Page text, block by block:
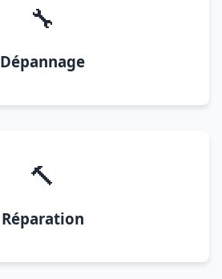
🔧
Dépannage
🔨
Réparation